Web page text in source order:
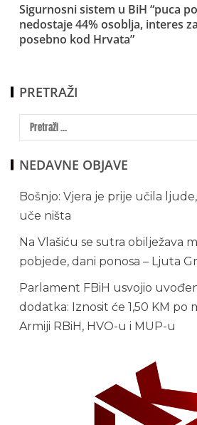
Sigurnosni sistem u BiH “puca
nedostaje 44% osoblja, interes
posebno kod Hrvata”
PRETRAŽI
NEDAVNE OBJAVE
Bošnjo: Vjera je prije učila
uče ništa
Na Vlašiću se sutra obilježava
pobjede, dani ponosa – Ljuta
Parlament FBiH usvojio
dodatka: Iznosit će 1,50 KM po
Armiji RBiH, HVO-u i MUP-u